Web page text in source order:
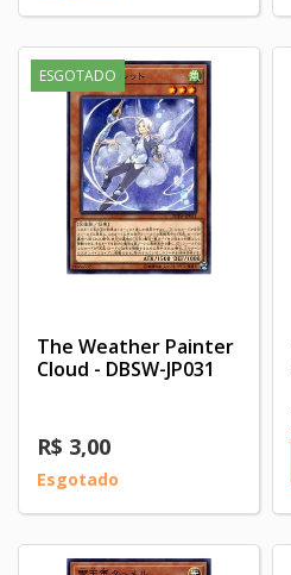
ESGOTADO
The Weather Painter
Cloud - DBSW-JP031
R$ 3,00
Esgotado